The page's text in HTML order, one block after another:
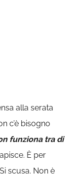
alla serata
c’è bisogno
funziona tra di
È per
scusa. Non è